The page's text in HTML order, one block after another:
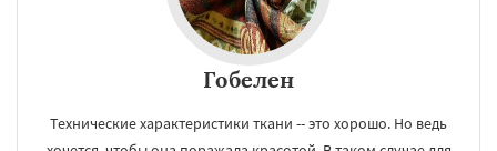
Гобелен
Технические характеристики ткани -- это хорошо. Но ведь